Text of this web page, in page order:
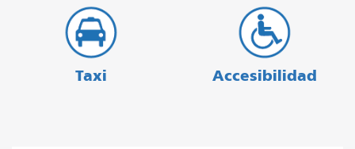
Taxi Accesibilidad